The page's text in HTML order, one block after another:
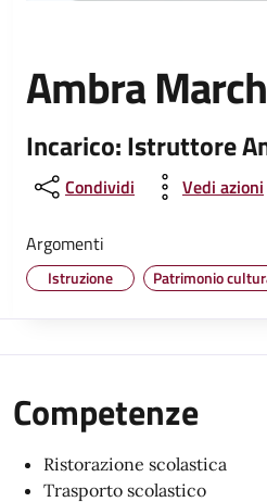
Ambra
Incarico: Istruttore
Condividi Vedi azioni
Argomenti
Istruzione Patrimonio
Competenze
Ristorazione scolastica
Trasporto scolastico